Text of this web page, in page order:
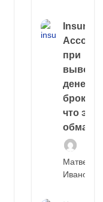
Account
при
выводе
денег у
что это,
обман?
Матвей
Иванов